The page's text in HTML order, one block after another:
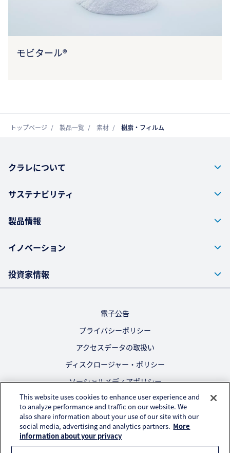
モビタール®
トップページ 製品一覧 素材 樹脂・フィルム
クラレについて
サステナビリティ
製品情報
イノベーション
投資家情報
電子公告
プライバシーポリシー
アクセスデータの取扱い
ディスクロージャー・ポリシー
ソーシャルメディアポリシー
ご利用にあたって
公式SNS
This website uses cookies to enhance user experience and
to analyze performance and traffic on our website. We
also share information about your use of our site with our
social media, advertising and analytics partners. More
information about your privacy